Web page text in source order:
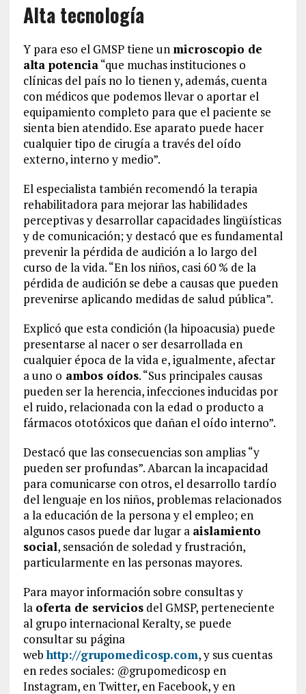
Alta tecnología
Y para eso el GMSP tiene un microscopio de
alta potencia“que muchas instituciones o
clínicas del país no lo tienen y, además, cuenta
con médicos que podemos llevar o aportar el
equipamiento completo para que el paciente se
sienta bien atendido. Ese aparato puede hacer
cualquier tipo de cirugía a través del oído
externo, interno y medio”.
El especialista también recomendó la terapia
rehabilitadora para mejorar las habilidades
perceptivas y desarrollar capacidades lingüísticas
y de comunicación; y destacó que es fundamental
prevenir la pérdida de audición a lo largo del
curso de la vida. “En los niños, casi 60 % de la
pérdida de audición se debe a causas que pueden
prevenirse aplicando medidas de salud pública”.
Explicó que esta condición (la hipoacusia) puede
presentarse al nacer o ser desarrollada en
cualquier época de la vida e, igualmente, afectar
a uno o ambos oídos. “Sus principales causas
pueden ser la herencia, infecciones inducidas por
el ruido, relacionada con la edad o producto a
fármacos ototóxicos que dañan el oído interno”.
Destacó que las consecuencias son amplias “y
pueden ser profundas”. Abarcan la incapacidad
para comunicarse con otros, el desarrollo tardío
del lenguaje en los niños, problemas relacionados
a la educación de la persona y el empleo; en
algunos casos puede dar lugar a aislamiento
social, sensación de soledad y frustración,
particularmente en las personas mayores.
Para mayor información sobre consultas y
la oferta de serviciosdel GMSP, perteneciente
al grupo internacional Keralty, se puede
consultar su página
webhttp://grupomedicosp.com, y sus cuentas
en redes sociales: @grupomedicosp en
Instagram, en Twitter, en Facebook, y en